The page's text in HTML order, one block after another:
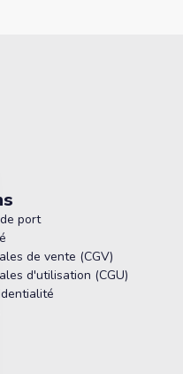
port
de vente (CGV)
d'utilisation (CGU)